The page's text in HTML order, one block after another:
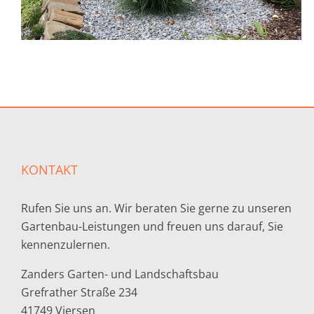
KONTAKT
Rufen Sie uns an. Wir beraten Sie gerne zu unseren
Gartenbau-Leistungen und freuen uns darauf, Sie
kennenzulernen.
Zanders Garten- und Landschaftsbau
Grefrather Straße 234
41749 Viersen